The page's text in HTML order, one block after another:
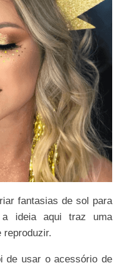
fantasias de sol para
a ideia aqui traz uma
reproduzir.
de usar o acessório de